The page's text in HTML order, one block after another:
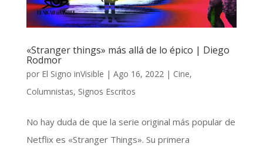
«Stranger things» más allá de lo épico | Diego
Rodmor
por El Signo inVisible | Ago 16, 2022| Cine,
Columnistas, Signos Escritos
No hay duda de que la serie original más popular de
Netflix es «Stranger Things». Su primera